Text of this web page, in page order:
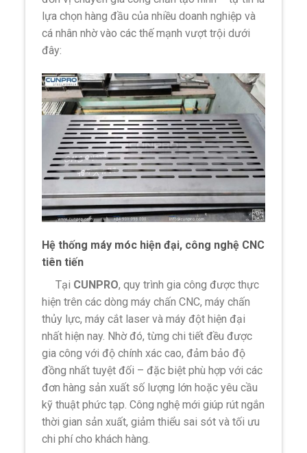
lựa chọn hàng đầu của nhiều doanh nghiệp và
cá nhân nhờ vào các thế mạnh vượt trội dưới
đây:
Hệ thống máy móc hiện đại, công nghệ CNC
tiên tiến
Tại CUNPRO, quy trình gia công được thực
hiện trên các dòng máy chấn CNC, máy chấn
thủy lực, máy cắt laser và máy đột hiện đại
nhất hiện nay. Nhờ đó, từng chi tiết đều được
gia công với độ chính xác cao, đảm bảo độ
đồng nhất tuyệt đối – đặc biệt phù hợp với các
đơn hàng sản xuất số lượng lớn hoặc yêu cầu
kỹ thuật phức tạp. Công nghệ mới giúp rút ngắn
thời gian sản xuất, giảm thiểu sai sót và tối ưu
chi phí cho khách hàng.